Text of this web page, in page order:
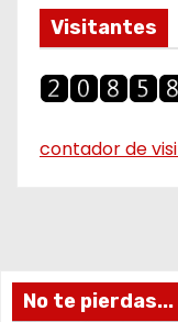
Visitantes
contador de
No te pierdas...